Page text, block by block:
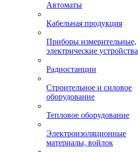
Автоматы
Кабельная продукция
Приборы измерительные,
электрические устройства
Радиостанции
Строительное и силовое
оборудование
Тепловое оборудование
Электроизоляционные
материалы, войлок